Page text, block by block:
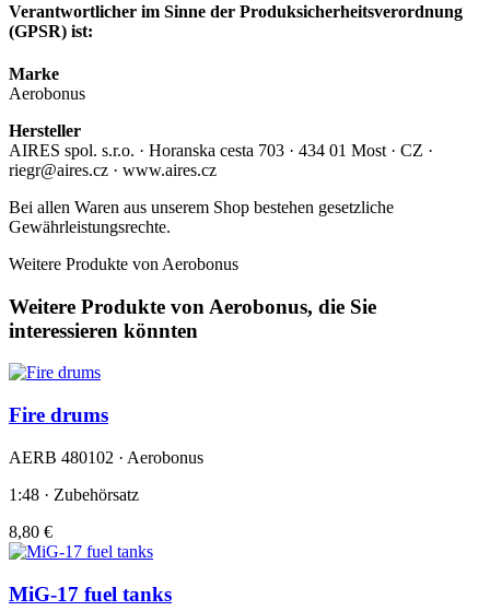
Verantwortlicher im Sinne der Produksicherheitsverordnung
(GPSR) ist:
Marke
Aerobonus
Hersteller
AIRES spol. s.r.o. · Horanska cesta 703 · 434 01 Most · CZ ·
riegr@aires.cz · www.aires.cz
Bei allen Waren aus unserem Shop bestehen gesetzliche
Gewährleistungsrechte.
Weitere Produkte von Aerobonus
Weitere Produkte von Aerobonus, die Sie
interessieren könnten
Fire drums
AERB 480102 · Aerobonus
1:48 · Zubehörsatz
8,80 €
MiG-17 fuel tanks